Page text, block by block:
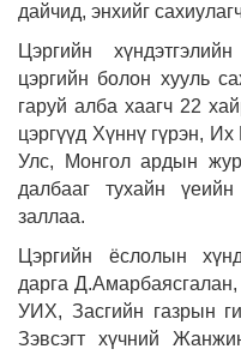
дайчид, энхийг
Цэргийн
цэргийн болон хууль
гаруй алба хаагч 22
цэргүүд Хүннү гүрэн,
Улс, Монгол ардын
далбааг тухайн
заллаа.
Цэргийн ёслолын
дарга
УИХ, Засгийн газрын
Зэвсэгт хүчний